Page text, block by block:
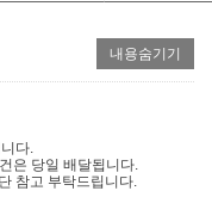
내용숨기기
다.
은 당일 배달됩니다.
참고 부탁드립니다.